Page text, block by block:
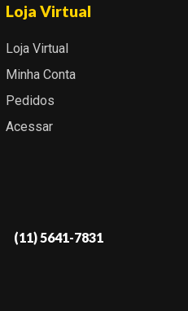
Loja Virtual
Loja Virtual
Minha Conta
Pedidos
Acessar
(11) 5641-7831